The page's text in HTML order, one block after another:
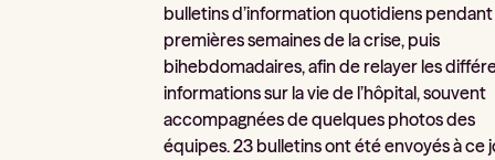
bulletins d’information quotidiens pendant
premières semaines de la crise, puis
bihebdomadaires, afin de relayer les
informations sur la vie de l’hôpital, souvent
accompagnées de quelques photos des
équipes. 23 bulletins ont été envoyés à ce